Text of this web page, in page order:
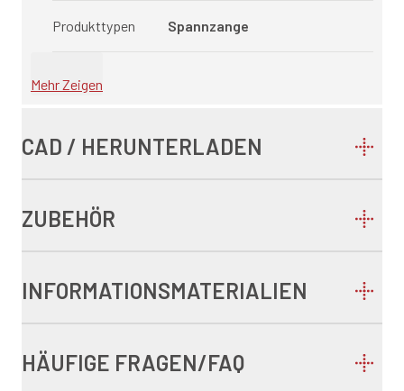
Produkttypen Spannzange
Mehr Zeigen
CAD / HERUNTERLADEN
ZUBEHÖR
INFORMATIONSMATERIALIEN
HÄUFIGE FRAGEN/FAQ